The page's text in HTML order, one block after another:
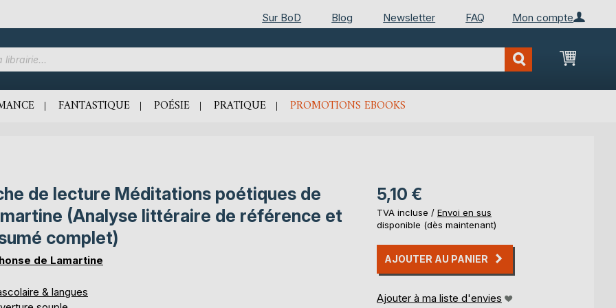
Mon compte
Sur BoD Blog Newsletter FAQ
Mon
FANTASTIQUE POÉSIE PRATIQUE PROMOTIONS EBOOKS
de lecture Méditations poétiques de
(Analyse littéraire de référence et
complet)
de Lamartine
& langues
5,10 €
TVA incluse / Envoi en sus
disponible (dès maintenant)
AJOUTER AU PANIER
Ajouter à ma liste d'envies